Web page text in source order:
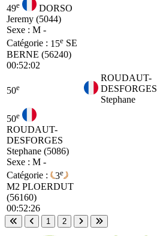
49e
DORSO
Jeremy (5044)
Sexe : M -
Catégorie : 15e SE
BERNE (56240)
00:52:02
50e
ROUDAUT-
DESFORGES
Stephane
50e
ROUDAUT-
DESFORGES
Stephane (5086)
Sexe : M -
Catégorie :
3e
M2 PLOERDUT
(56160)
00:52:26
Première page
Page précédente
1
2
Page suivante
Dernière page